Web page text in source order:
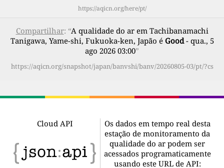
https://aqicn.org/here/pt/
Compartilhar: “A qualidade do ar em Tachibanamachi
Tanigawa, Yame-shi, Fukuoka-ken, Japão é Good- qua., 5
ago 2026 03:00”
https://aqicn.org/snapshot/japan/banvshi/banv/20260805-03/pt/?cs
Cloud API
Os dados em tempo real desta
estação de monitoramento da
qualidade do ar podem ser
acessados programaticamente
usando este URL de API: